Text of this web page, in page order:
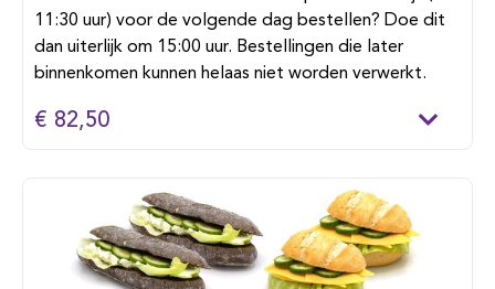
11:30 uur) voor de volgende dag bestellen? Doe dit
dan uiterlijk om 15:00 uur. Bestellingen die later
binnenkomen kunnen helaas niet worden verwerkt.
€ 82,50